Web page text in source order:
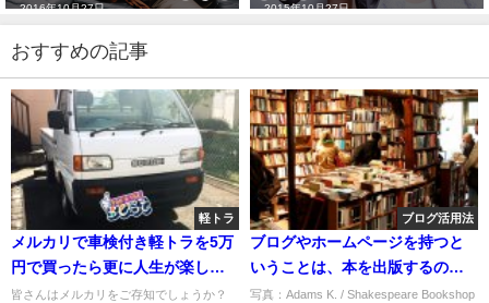
2016年10月27日 2015年10月27日
おすすめの記事
軽トラ
メルカリで車検付き軽トラを5万
円で買ったら更に人生が楽しく
なった
皆さんはメルカリをご存知でしょうか？
ブログ活用法
ブログやホームページを持つと
いうことは、本を出版するのと
同じこと
写真：Adams K. / Shakespeare Bookshop